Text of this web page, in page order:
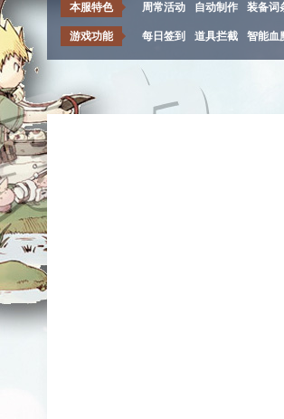
本服特色 周常活动 自动制作 装备词
游戏功能 每日签到 道具拦截 智能血